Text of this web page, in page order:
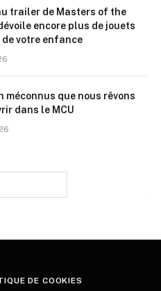
trailer de Masters of the
encore plus de jouets
votre enfance
méconnus que nous rêvons
dans le MCU
DE COOKIES